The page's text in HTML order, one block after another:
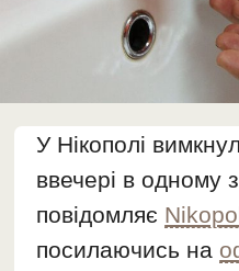
У Нікополі
ввечері в одному
повідомляє
посилаючись на